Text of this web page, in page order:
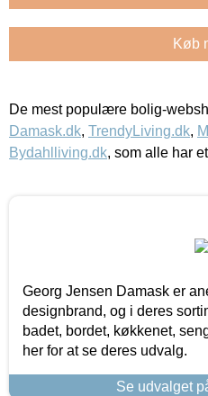
Køb
De mest populære bolig-
Damask.dk, TrendyLiving.dk,
Bydahlliving.dk, som alle har
Georg Jensen Damask er
designbrand, og i deres
badet, bordet, køkkenet,
her for at se deres udvalg.
Se udvalget